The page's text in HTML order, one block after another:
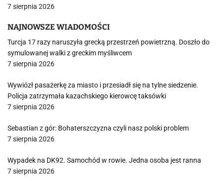
7 sierpnia 2026
NAJNOWSZE WIADOMOŚCI
Turcja 17 razy naruszyła grecką przestrzeń powietrzną. Doszło do
symulowanej walki z greckim myśliwcem
7 sierpnia 2026
Wywiózł pasażerkę za miasto i przesiadł się na tylne siedzenie.
Policja zatrzymała kazachskiego kierowcę taksówki
7 sierpnia 2026
Sebastian z gór: Bohaterszczyzna czyli nasz polski problem
7 sierpnia 2026
Wypadek na DK92. Samochód w rowie. Jedna osoba jest ranna
7 sierpnia 2026